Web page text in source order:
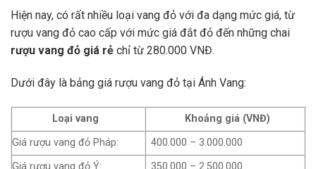
Hiện nay, có rất nhiều loại vang đỏ với đa dạng mức giá, từ
rượu vang đỏ cao cấp với mức giá đắt đỏ đến những chai
rượu vang đỏ giá rẻ chỉ từ 280.000 VNĐ.
Dưới đây là bảng giá rượu vang đỏ tại Ánh Vang:
Loại vang
Khoảng giá (VNĐ)
Giá rượu vang đỏ Pháp:
400.000 – 3.000.000
Giá rượu vang đỏ Ý:
350.000 – 2.500.000